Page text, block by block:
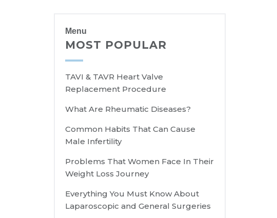
Menu
MOST POPULAR
TAVI & TAVR Heart Valve
Replacement Procedure
What Are Rheumatic Diseases?
Common Habits That Can Cause
Male Infertility
Problems That Women Face In Their
Weight Loss Journey
Everything You Must Know About
Laparoscopic and General Surgeries